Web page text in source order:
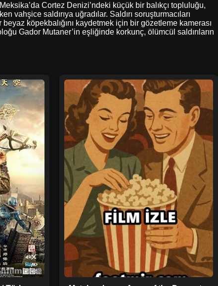
Cortez Denizi’ndeki küçük bir balıkçı topluluğu,
vahşice saldırıya uğradılar. Saldırı soruşturmacıları
köpekbalığını kaydetmek için bir gözetleme kamerası
Gador Mutaner’in eşliğinde korkunç, ölümcül saldırıların